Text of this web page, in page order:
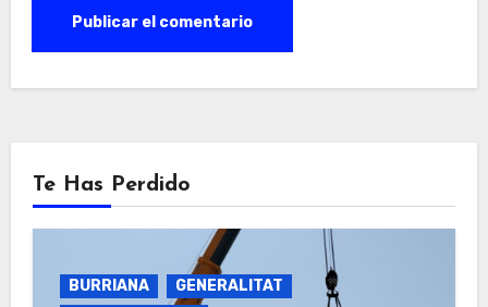
Te Has Perdido
BURRIANA
GENERALITAT